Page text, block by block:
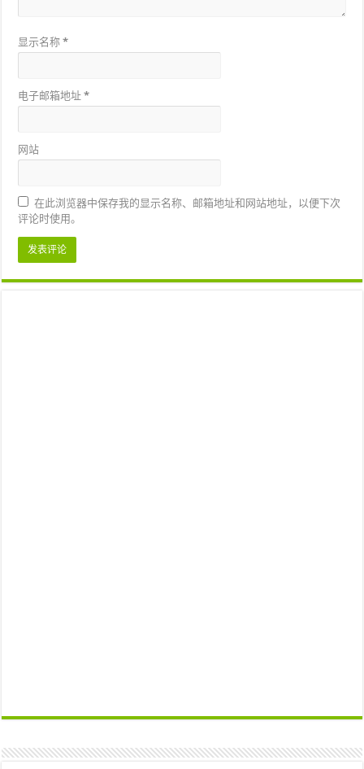
显示名称*
电子邮箱地址*
网站
在此浏览器中保存我的显示名称、邮箱地址和网站地址，以便下次
评论时使用。